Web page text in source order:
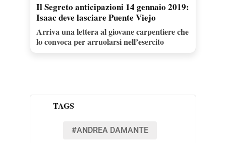
Il Segreto anticipazioni 14 gennaio 2019:
Isaac deve lasciare Puente Viejo
Arriva una lettera al giovane carpentiere che
lo convoca per arruolarsi nell’esercito
TAGS
#ANDREA DAMANTE